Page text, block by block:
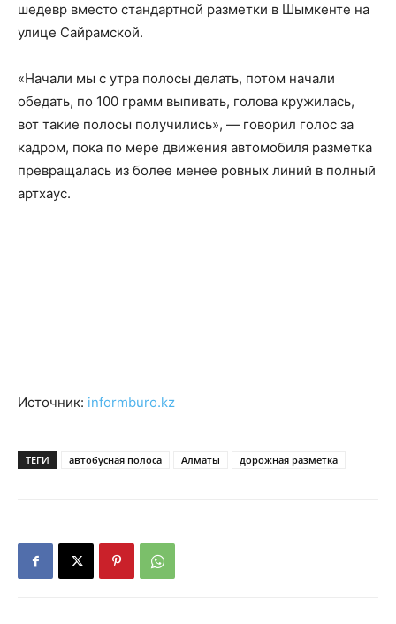
шедевр вместо стандартной разметки в Шымкенте на
улице Сайрамской.
«Начали мы с утра полосы делать, потом начали
обедать, по 100 грамм выпивать, голова кружилась,
вот такие полосы получились», — говорил голос за
кадром, пока по мере движения автомобиля разметка
превращалась из более менее ровных линий в полный
артхаус.
Источник: informburo.kz
ТЕГИ автобусная полоса Алматы дорожная разметка